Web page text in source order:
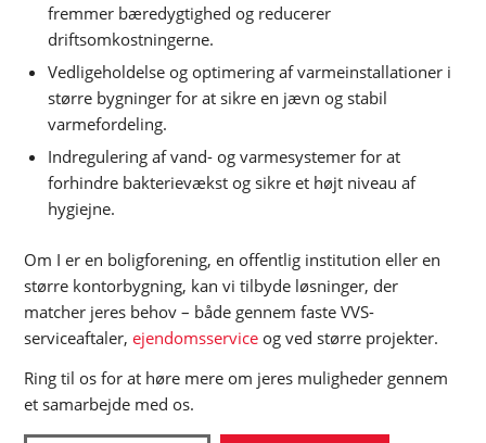
fremmer bæredygtighed og reducerer
driftsomkostningerne.
Vedligeholdelse og optimering af varmeinstallationer i
større bygninger for at sikre en jævn og stabil
varmefordeling.
Indregulering af vand- og varmesystemer for at
forhindre bakterievækst og sikre et højt niveau af
hygiejne.
Om I er en boligforening, en offentlig institution eller en
større kontorbygning, kan vi tilbyde løsninger, der
matcher jeres behov – både gennem faste VVS-
serviceaftaler,ejendomsservice og ved større projekter.
Ring til os for at høre mere om jeres muligheder gennem
et samarbejde med os.